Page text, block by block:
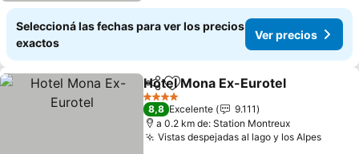
Seleccioná las fechas para ver los precios
exactos
Ver precios
CompartirAñadir a favoritos
Hotel Mona Ex-Eurotel
4 Estrellas
8,8 Excelente
9.111
a 0.2 km de: Station Montreux
Vistas despejadas al lago y los Alpes